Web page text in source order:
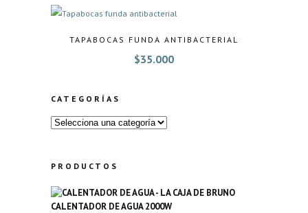
CATEGORÍAS
PRODUCTOS
CALENTADOR DE AGUA 2000W
TAPABOCAS FUNDA ANTIBACTERIAL
$35.000